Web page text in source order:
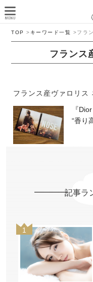
TOP > キーワード一覧 >フラ
フランス
フランス産ヴァロリス
『
“香り
記事ラ